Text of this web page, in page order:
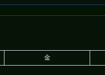
金